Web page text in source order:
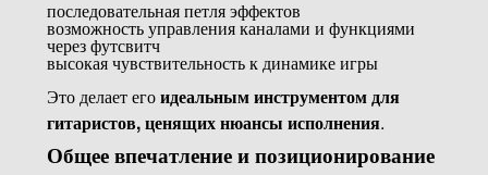
последовательная петля эффектов
возможность управления каналами и функциями
через футсвитч
высокая чувствительность к динамике игры
Это делает егоидеальным инструментом для
гитаристов, ценящих нюансы исполнения.
Общее впечатление и позиционирование